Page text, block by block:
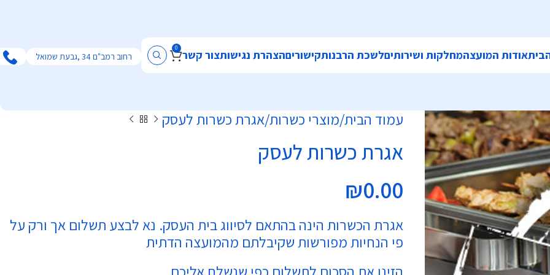
אודות המועצהמחלקות ושירותיםלשכת הרבנותקישוריםהצהרת נגישותצור קשר 0
רחוב רמב"ם 34 ,גבעת שמואל
עמוד הבית מוצרי כשרות אגרת כשרות לעסק
אגרת כשרות לעסק
₪0.00
אגרת הכשרות הינה בהתאם לסיווג בית העסק. נא לבצע תשלום אך ורק על
פי הנחיות מפורשות שקיבלתם מהמועצה הדתית